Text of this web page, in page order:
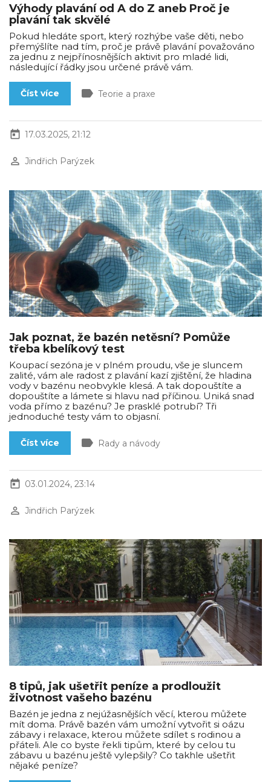
Výhody plavání od A do Z aneb Proč je
plavání tak skvělé
Pokud hledáte sport, který rozhýbe vaše děti, nebo
přemýšlíte nad tím, proč je právě plavání považováno
za jednu z nejpřínosnějších aktivit pro mladé lidi,
následující řádky jsou určené právě vám.
Číst více label Teorie a praxe
today 17.03.2025, 21:12
perm_identity Jindřich Parýzek
Jak poznat, že bazén netěsní? Pomůže
třeba kbelíkový test
Koupací sezóna je v plném proudu, vše je sluncem
zalité, vám ale radost z plavání kazí zjištění, že hladina
vody v bazénu neobvykle klesá. A tak dopouštíte a
dopouštíte a lámete si hlavu nad příčinou. Uniká snad
voda přímo z bazénu? Je prasklé potrubí? Tři
jednoduché testy vám to objasní.
Číst více label Rady a návody
today 03.01.2024, 23:14
perm_identity Jindřich Parýzek
8 tipů, jak ušetřit peníze a prodloužit
životnost vašeho bazénu
Bazén je jedna z nejúžasnějších věcí, kterou můžete
mít doma. Právě bazén vám umožní vytvořit si oázu
zábavy i relaxace, kterou můžete sdílet s rodinou a
přáteli. Ale co byste řekli tipům, které by celou tu
zábavu u bazénu ještě vylepšily? Co takhle ušetřit
nějaké peníze?